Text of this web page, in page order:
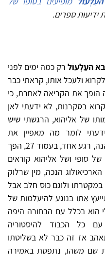
ידיעות ספרים.
העַלְעוֹל רק כמה ימים לפני
ולעכל אותו, קראתי כבר
הופך את הקריאה לאחרת, כי
בסקרנות, לא ידעתי לאן
של אליהוא, הרגשתי שיש
לומר מה מאפיין את
המסתורין הזה. חיפשתי לי כיוון. והנה, רגע אחד, בעמוד 27, הפך
סופי ושל אליהוא קוראים
הנכה, מין שרלוק
ולוגם כוס חלב אבל
אִתו בנוגע להיעלמות של
הוא בכלל עם הבחורה היפה
כל הכבוד להיסטוריה
אז זה כבר לא בשליטתו
שם משהו, נתפסת באמירה